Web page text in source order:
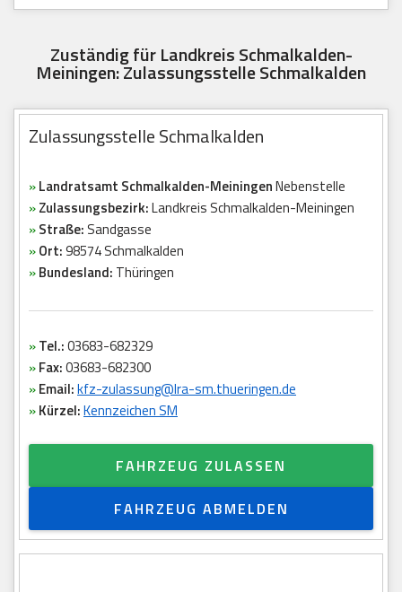
Zuständig für Landkreis Schmalkalden-
Meiningen: Zulassungsstelle Schmalkalden
Zulassungsstelle Schmalkalden
»Landratsamt Schmalkalden-MeiningenNebenstelle
»Zulassungsbezirk:Landkreis Schmalkalden-Meiningen
»Straße: Sandgasse
»Ort:98574 Schmalkalden
»Bundesland: Thüringen
»Tel.:03683-682329
»Fax:03683-682300
»Email:kfz-zulassung@lra-sm.thueringen.de
»Kürzel:Kennzeichen SM
FAHRZEUG ZULASSEN
FAHRZEUG ABMELDEN